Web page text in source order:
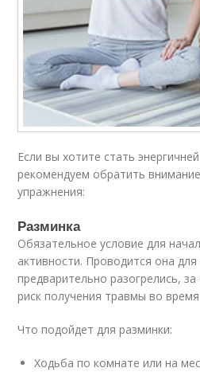
Если вы хотите стать
рекомендуем обратить
упражнения:
Разминка
Обязательное условие для
активности. Проводится она
предварительно разогрелись,
риск получения травмы во
Что подойдет для разминки:
Ходьба по комнате или на